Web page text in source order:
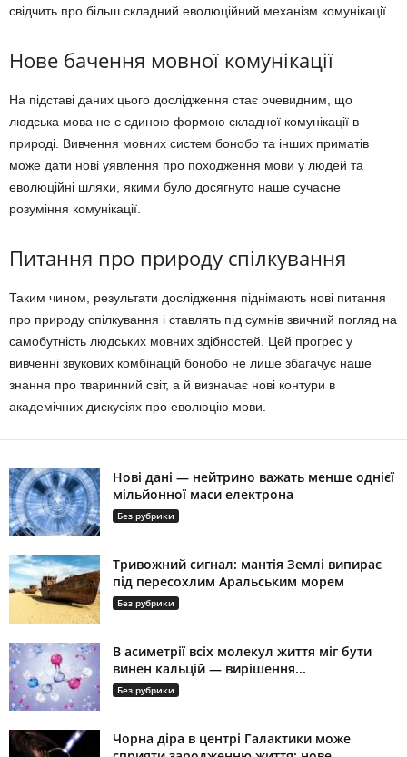
свідчить про більш складний еволюційний механізм комунікації.
Нове бачення мовної комунікації
На підставі даних цього дослідження стає очевидним, що
людська мова не є єдиною формою складної комунікації в
природі. Вивчення мовних систем бонобо та інших приматів
може дати нові уявлення про походження мови у людей та
еволюційні шляхи, якими було досягнуто наше сучасне
розуміння комунікації.
Питання про природу спілкування
Таким чином, результати дослідження піднімають нові питання
про природу спілкування і ставлять під сумнів звичний погляд на
самобутність людських мовних здібностей. Цей прогрес у
вивченні звукових комбінацій бонобо не лише збагачує наше
знання про тваринний світ, а й визначає нові контури в
академічних дискусіях про еволюцію мови.
Нові дані — нейтрино важать менше однієї
мільйонної маси електрона
Без рубрики
Тривожний сигнал: мантія Землі випирає
під пересохлим Аральським морем
Без рубрики
В асиметрії всіх молекул життя міг бути
винен кальцій — вирішення...
Без рубрики
Чорна діра в центрі Галактики може